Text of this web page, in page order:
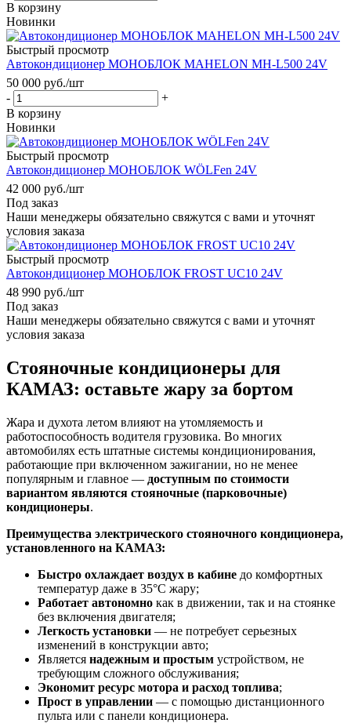
В корзину
Новинки
Быстрый просмотр
Автокондиционер МОНОБЛОК MAHELON MH-L500 24V
50 000 руб./шт
-
+
В корзину
Новинки
Быстрый просмотр
Автокондиционер МОНОБЛОК WÖLFen 24V
42 000 руб./шт
Под заказ
Наши менеджеры обязательно свяжутся с вами и уточнят
условия заказа
Быстрый просмотр
Автокондиционер МОНОБЛОК FROST UC10 24V
48 990 руб./шт
Под заказ
Наши менеджеры обязательно свяжутся с вами и уточнят
условия заказа
Стояночные кондиционеры для
КАМАЗ: оставьте жару за бортом
Жара и духота летом влияют на утомляемость и
работоспособность водителя грузовика. Во многих
автомобилях есть штатные системы кондиционирования,
работающие при включенном зажигании, но не менее
популярным и главное — доступным по стоимости
вариантом являются стояночные (парковочные)
кондиционеры.
Преимущества электрического стояночного кондиционера,
установленного на КАМАЗ:
Быстро охлаждает воздух в кабине до комфортных
температур даже в 35°C жару;
Работает автономно как в движении, так и на стоянке
без включения двигателя;
Легкость установки — не потребует серьезных
изменений в конструкции авто;
Является надежным и простым устройством, не
требующим сложного обслуживания;
Экономит ресурс мотора и расход топлива;
Прост в управлении — с помощью дистанционного
пульта или с панели кондиционера.